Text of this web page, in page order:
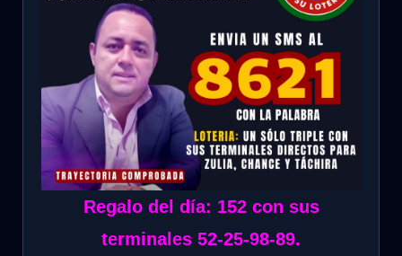
Regalo del día: 152 con sus
terminales 52-25-98-89.